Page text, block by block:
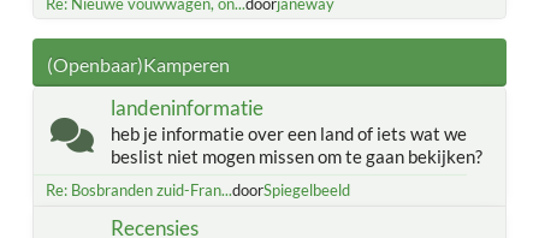
(Openbaar)Kamperen
landeninformatie
heb je informatie over een land of iets wat we
beslist niet mogen missen om te gaan bekijken?
Re: Bosbranden zuid-Fran...doorSpiegelbeeld
Recensies